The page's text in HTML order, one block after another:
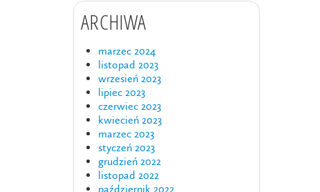
ARCHIWA
marzec 2024
listopad 2023
wrzesień 2023
lipiec 2023
czerwiec 2023
kwiecień 2023
marzec 2023
styczeń 2023
grudzień 2022
listopad 2022
październik 2022